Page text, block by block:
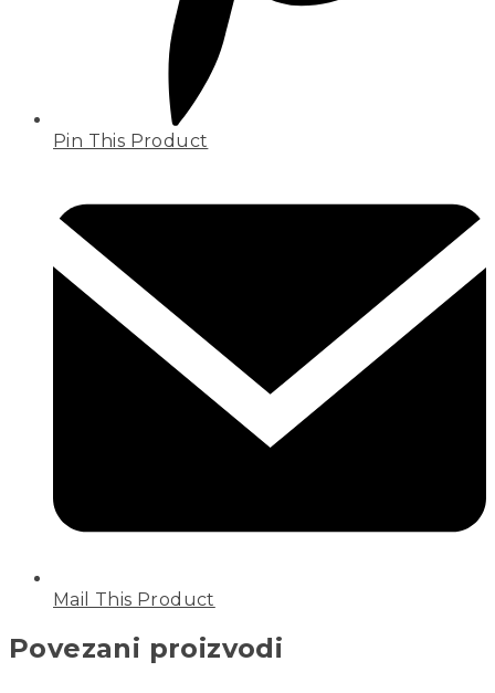
Pin This Product
Mail This Product
Povezani proizvodi